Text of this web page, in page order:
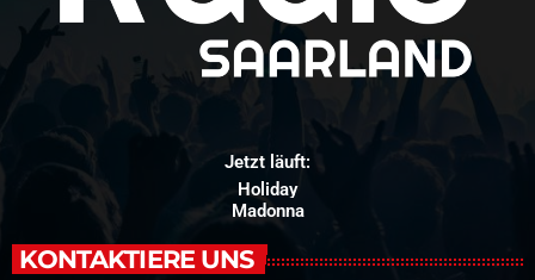
Jetzt läuft:
Holiday
Madonna
KONTAKTIERE UNS